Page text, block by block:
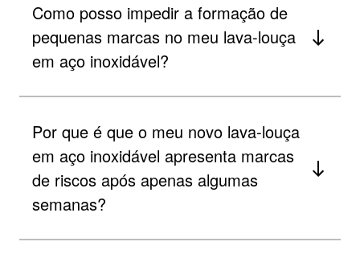
Como posso impedir a formação de
pequenas marcas no meu lava-louça
em aço inoxidável?
Por que é que o meu novo lava-louça
em aço inoxidável apresenta marcas
de riscos após apenas algumas
semanas?